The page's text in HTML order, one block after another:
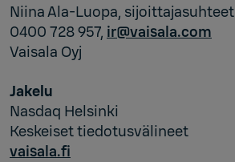
Niina Ala-Luopa, sijoittajasuhteet
0400 728 957, ir@vaisala.com
Vaisala Oyj
Jakelu
Nasdaq Helsinki
Keskeiset tiedotusvälineet
vaisala.fi